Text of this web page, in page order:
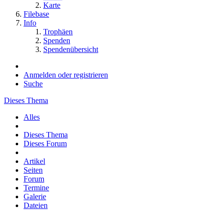
Karte
Filebase
Info
Trophäen
Spenden
Spendenübersicht
Anmelden oder registrieren
Suche
Dieses Thema
Alles
Dieses Thema
Dieses Forum
Artikel
Seiten
Forum
Termine
Galerie
Dateien